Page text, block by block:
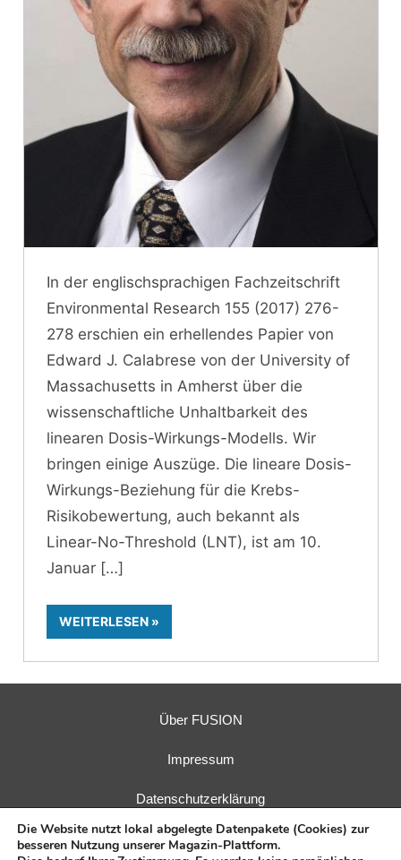
In der englischsprachigen Fachzeitschrift
Environmental Research 155 (2017) 276-
278 erschien ein erhellendes Papier von
Edward J. Calabrese von der University of
Massachusetts in Amherst über die
wissenschaftliche Unhaltbarkeit des
linearen Dosis-Wirkungs-Modells. Wir
bringen einige Auszüge. Die lineare Dosis-
Wirkungs-Beziehung für die Krebs-
Risikobewertung, auch bekannt als
Linear-No-Threshold (LNT), ist am 10.
Januar
WEITERLESEN
Über FUSION
Impressum
Datenschutzerklärung
Die Website nutzt lokal abgelegte Datenpakete (Cookies) zur
besseren Nutzung unserer Magazin-Plattform.